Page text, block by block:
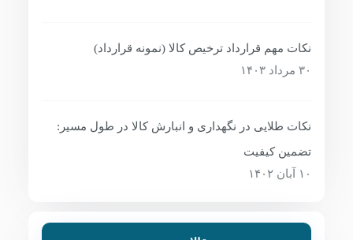
نکات مهم قرارداد ترخیص کالا (نمونه قرارداد)
۳۰ مرداد ۱۴۰۳
نکات طلایی در نگهداری و انبارش کالا در طول مسیر:
تضمین کیفیت
۱۰ آبان ۱۴۰۲